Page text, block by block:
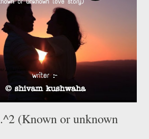
शायद लड़ाई के चक्कर में उसे दोनों लोग उठाना भूल
तो निषी देख बोली - "ये मेरा है मुझे ...
(Known or unknown